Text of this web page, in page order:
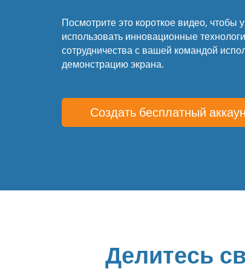
Посмотрите это короткое видео, чтобы
использовать инновационные
сотрудничества с вашей командой
демонстрацию экрана.
Создать бесплатный
Делитесь